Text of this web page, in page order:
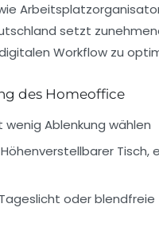
setzt
Workflow zu
des Homeoffice
wenig Ablenkung wählen
Tisch,
oder blendfreie